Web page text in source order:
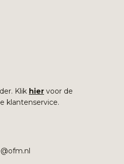
Klik hier voor de
klantenservice.